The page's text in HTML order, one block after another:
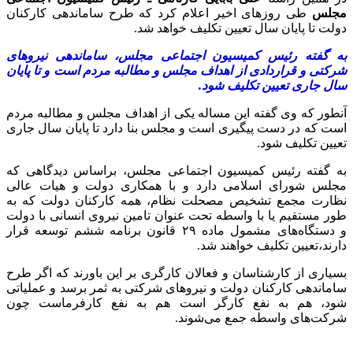
مجلس طی روزهای اخیر اعلام کرد که طرح ساماندهی کارکنان
دولت تا پایان سال تعیین تکلیف خواهد شد.
به گفته رئیس کمیسیون اجتماعی‌ مجلس، ساماندهی نیروهای
شرکتی و قراردادی از اهداف مجلس و مطالبه مردم است و تا پایان
سال جاری تعیین تکلیف شود.
آنطور که وی گفته این مساله یکی از اهداف مجلس و مطالبه مردم
است که در دست پیگیری است و مجلس بنا دارد تا پایان سال جاری
تعیین تکلیف شود.
به گفته رئیس کمیسیون اجتماعی مجلس، براساس دیدگاهی که
مجلس شورای اسلامی دارد و با همکاری دولت و هیات عالی
نظارت مجمع تشخیص مصحلت نظام، همه کارکنان دولت که به
طور مستقیم یا با واسطه تحت عنوان تامین نیروی انسانی با دولت
و دستگاه‌های مشمول ماده ۲۹ قانون برنامه ششم توسعه قرار
دارند،تعیین تکلیف خواهند شد.
بسیاری از کارشناسان و فعالان کارگری بر این باورند که اگر طرح
ساماندهی کارکنان دولت و نیروهای شرکتی به ثمر برسد و عملیاتی
شود، هم به نفع کارگر است هم به نفع کارفرماست چون
شرکت‌های واسطه جمع می‌شوند.